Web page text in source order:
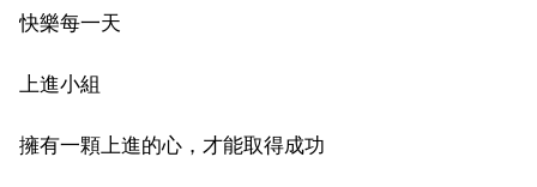
快樂每一天
上進小組
擁有一顆上進的心，才能取得成功